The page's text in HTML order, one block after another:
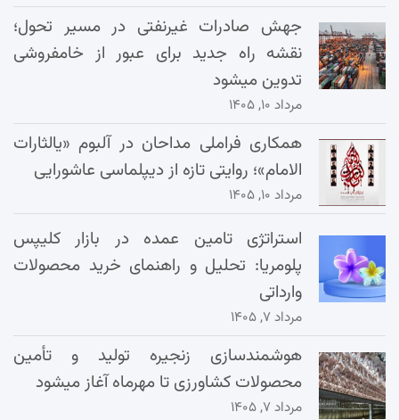
جهش صادرات غیرنفتی در مسیر تحول؛
نقشه راه جدید برای عبور از خامفروشی
تدوین میشود
مرداد ۱۰, ۱۴۰۵
همکاری فراملی مداحان در آلبوم «یالثارات
الامام»؛ روایتی تازه از دیپلماسی عاشورایی
مرداد ۱۰, ۱۴۰۵
استراتژی تامین عمده در بازار کلیپس
پلومریا: تحلیل و راهنمای خرید محصولات
وارداتی
مرداد ۷, ۱۴۰۵
هوشمندسازی زنجیره تولید و تأمین
محصولات کشاورزی تا مهرماه آغاز میشود
مرداد ۷, ۱۴۰۵